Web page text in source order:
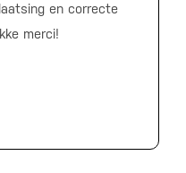
en correcte
merci!